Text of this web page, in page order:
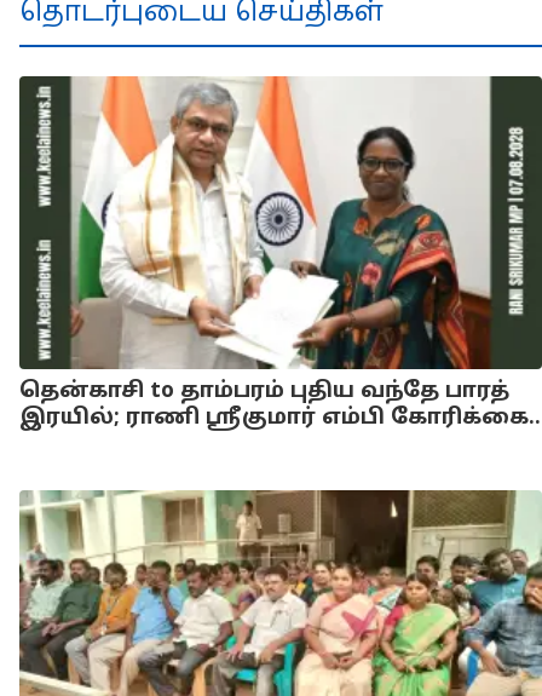
தொடர்புடைய செய்திகள்
தென்காசி to தாம்பரம் புதிய வந்தே பாரத்
இரயில்; ராணி ஸ்ரீகுமார் எம்பி கோரிக்கை..